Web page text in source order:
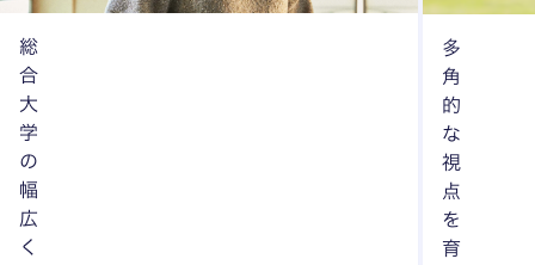
総
合
大
学
の
幅
広
く
多
角
的
な
視
点
を
育